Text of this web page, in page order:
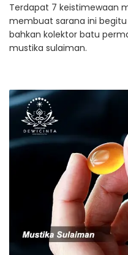
Terdapat 7 keistimewaan
membuat sarana ini
bahkan kolektor batu
mustika sulaiman.